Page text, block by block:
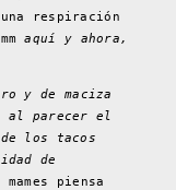
respiración
aquí y ahora,
y de maciza
al parecer el
los tacos
de
piensa